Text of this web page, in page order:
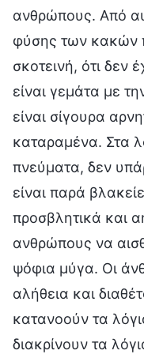
ανθρώπους. Από
φύσης των κακών
σκοτεινή, ότι δεν
είναι γεμάτα με
είναι σίγουρα
καταραμένα. Στα
πνεύματα, δεν
είναι παρά
προσβλητικά και
ανθρώπους να
ψόφια μύγα. Οι
αλήθεια και
κατανοούν τα
διακρίνουν τα